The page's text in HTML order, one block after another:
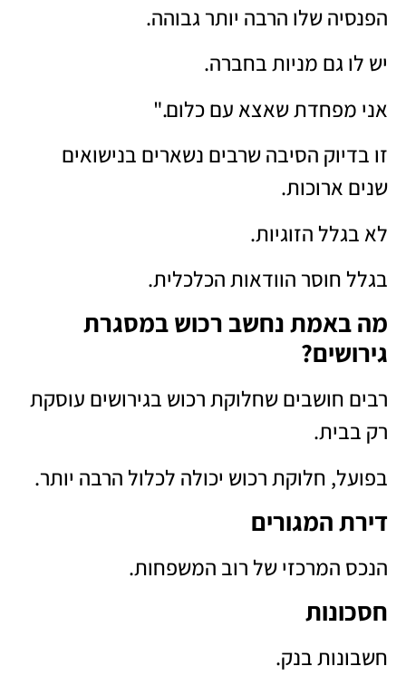
הפנסיה שלו הרבה יותר גבוהה.
יש לו גם מניות בחברה.
אני מפחדת שאצא עם כלום."
זו בדיוק הסיבה שרבים נשארים בנישואים
שנים ארוכות.
לא בגלל הזוגיות.
בגלל חוסר הוודאות הכלכלית.
מה באמת נחשב רכוש במסגרת
גירושים?
רבים חושבים שחלוקת רכוש בגירושים עוסקת
רק בבית.
בפועל, חלוקת רכוש יכולה לכלול הרבה יותר.
דירת המגורים
הנכס המרכזי של רוב המשפחות.
חסכונות
חשבונות בנק.